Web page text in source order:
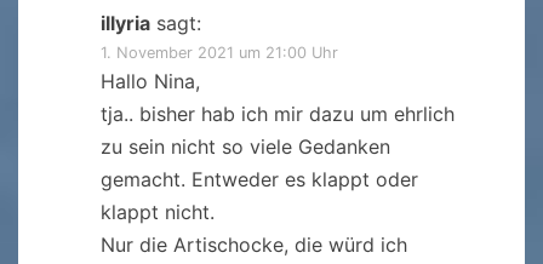
illyria sagt:
1. November 2021 um 21:00 Uhr
Hallo Nina,
tja.. bisher hab ich mir dazu um ehrlich
zu sein nicht so viele Gedanken
gemacht. Entweder es klappt oder
klappt nicht.
Nur die Artischocke, die würd ich